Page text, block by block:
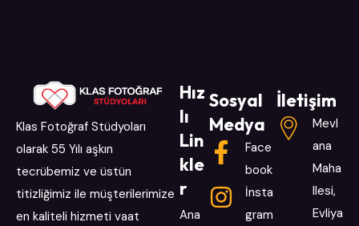
Klas Fotoğraf Stüdyoları
olarak 55 Yılı aşkın
tecrübemiz ve üstün
titizliğimiz ile müşterilerimize
en kaliteli hizmeti vaat
Hız
lı
Lin
kle
r
Ana
Sosyal
Medya
Face
book
İnsta
gram
İletişim
Mevl
ana
Maha
llesi,
Evliya